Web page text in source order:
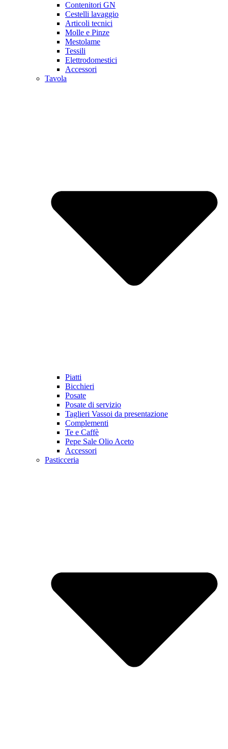
Contenitori GN
Cestelli lavaggio
Articoli tecnici
Molle e Pinze
Mestolame
Tessili
Elettrodomestici
Accessori
Tavola
Piatti
Bicchieri
Posate
Posate di servizio
Taglieri Vassoi da presentazione
Complementi
Te e Caffè
Pepe Sale Olio Aceto
Accessori
Pasticceria